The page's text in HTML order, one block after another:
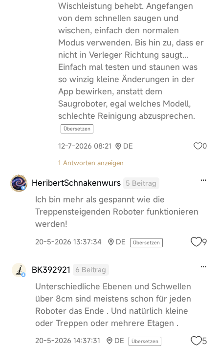
Wischleistung behebt. Angefangen
von dem schnellen saugen und
wischen, einfach den normalen
Modus verwenden. Bis hin zu, dass er
nicht in Verleger Richtung saugt...
Einfach mal testen und staunen was
so winzig kleine Änderungen in der
App bewirken, anstatt dem
Saugroboter, egal welches Modell,
schlechte Reinigung abzusprechen.
Übersetzen
12-7-2026 08:21 DE 0
1 Antworten anzeigen
HeribertSchnakenwurs 5 Beitrag
Ich bin mehr als gespannt wie die
Treppensteigenden Roboter funktionieren
werden!
20-5-2026 13:37:34 DE Übersetzen 9
BK392921 6 Beitrag
Unterschiedliche Ebenen und Schwellen
über 8cm sind meistens schon für jeden
Roboter das Ende . Und natürlich kleine
oder Treppen oder mehrere Etagen .
20-5-2026 14:37:31 DE Übersetzen 5